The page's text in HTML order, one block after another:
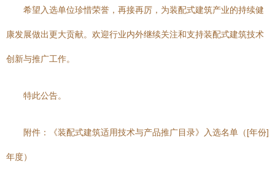
希望入选单位珍惜荣誉，再接再厉，为装配式建筑产业的持续健
康发展做出更大贡献。欢迎行业内外继续关注和支持装配式建筑技术
创新与推广工作。
特此公告。
附件：《装配式建筑适用技术与产品推广目录》入选名单（[年份]
年度）